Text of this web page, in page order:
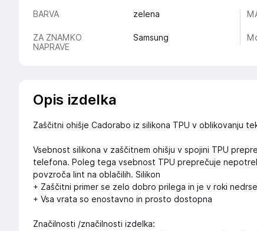
BARVA zelena
ZA ZNAMKO
NAPRAVE
Samsung
Opis izdelka
Zaščitni ohišje Cadorabo iz silikona TPU v oblikovanju
Vsebnost silikona v zaščitnem ohišju v spojini TPU
telefona. Poleg tega vsebnost TPU preprečuje
povzroča lint na oblačilih. Silikon
+ Zaščitni primer se zelo dobro prilega in je v roki
+ Vsa vrata so enostavno in prosto dostopna
Značilnosti /značilnosti izdelka: